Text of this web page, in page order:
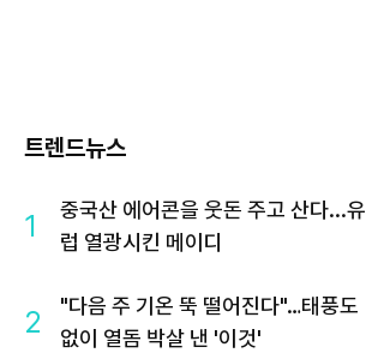
트렌드뉴스
1
중국산 에어콘을 웃돈 주고 산다...유
럽 열광시킨 메이디
2
"다음 주 기온 뚝 떨어진다"…태풍도
없이 열돔 박살 낸 '이것'